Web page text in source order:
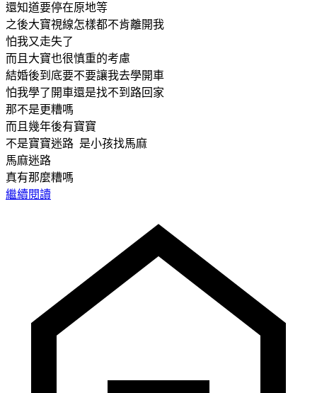
還知道要停在原地等
之後大寶視線怎樣都不肯離開我
怕我又走失了
而且大寶也很慎重的考慮
結婚後到底要不要讓我去學開車
怕我學了開車還是找不到路回家
那不是更糟嗎
而且幾年後有寶寶
不是寶寶迷路 是小孩找馬麻
馬麻迷路
真有那麼糟嗎
繼續閱讀